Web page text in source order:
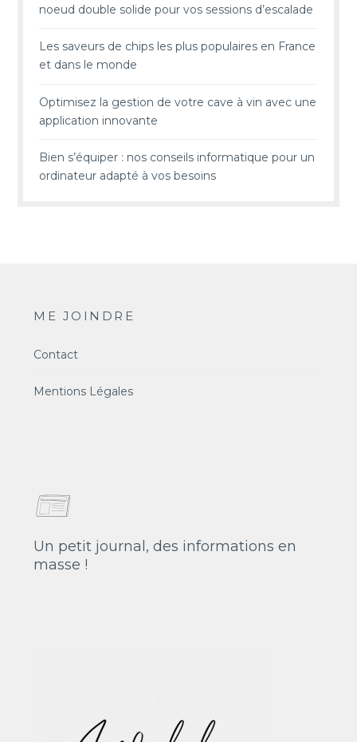
noeud double solide pour vos sessions d’escalade
Les saveurs de chips les plus populaires en France
et dans le monde
Optimisez la gestion de votre cave à vin avec une
application innovante
Bien s’équiper : nos conseils informatique pour un
ordinateur adapté à vos besoins
ME JOINDRE
Contact
Mentions Légales
Un petit journal, des informations en
masse !